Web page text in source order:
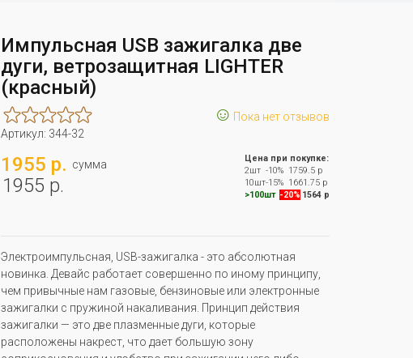
Импульсная USB зажигалка две
дуги, ветрозащитная LIGHTER
(красный)
☺ Пока нет отзывов
Артикул: 344-32
1955 р. сумма
1955 р.
Цена при покупке:
2шт -10%1759.5 р
10шт-15%1661.75 р
>100шт -20% 1564 р
Электроимпульсная, USB-зажигалка - это абсолютная
новинка. Девайс работает совершенно по иному принципу,
чем привычные нам газовые, бензиновые или электронные
зажигалки с пружиной накаливания. Принцип действия
зажигалки — это две плазменные дуги, которые
расположены накрест, что дает большую зону